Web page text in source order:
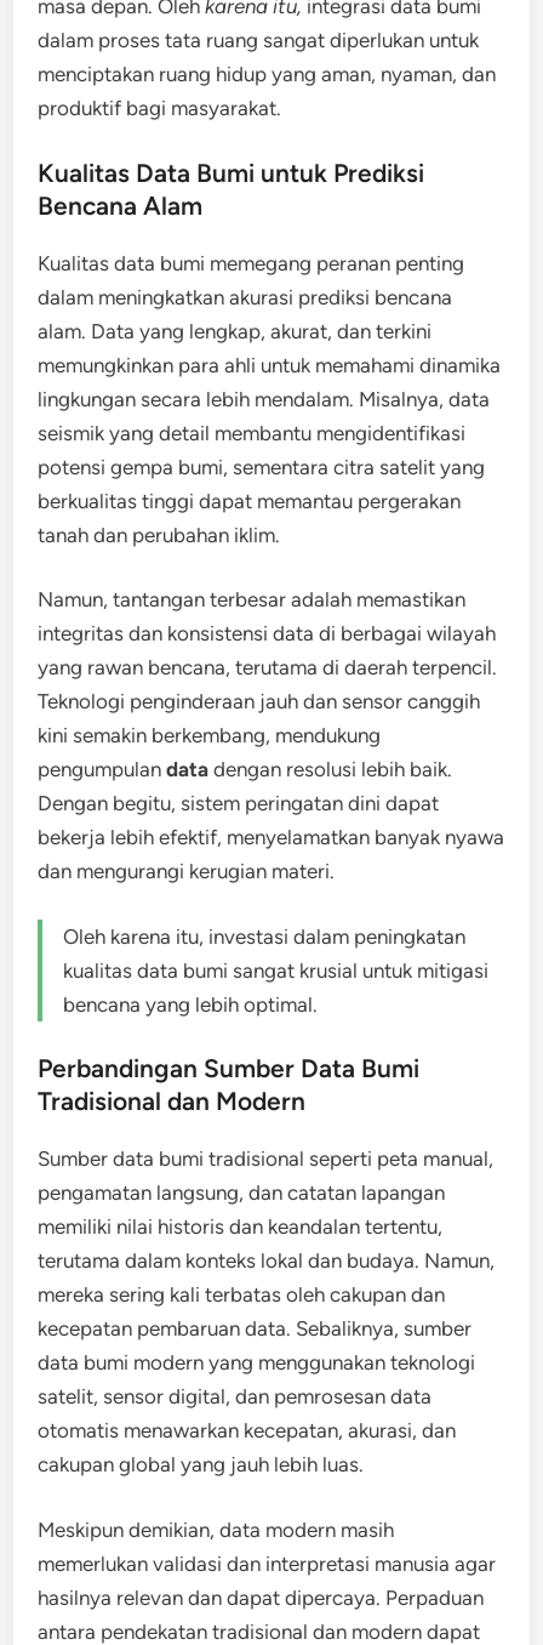
masa depan. Olehkarena itu, integrasi data bumi
dalam proses tata ruang sangat diperlukan untuk
menciptakan ruang hidup yang aman, nyaman, dan
produktif bagi masyarakat.
Kualitas Data Bumi untuk Prediksi
Bencana Alam
Kualitas data bumi memegang peranan penting
dalam meningkatkan akurasi prediksi bencana
alam. Data yang lengkap, akurat, dan terkini
memungkinkan para ahli untuk memahami dinamika
lingkungan secara lebih mendalam. Misalnya, data
seismik yang detail membantu mengidentifikasi
potensi gempa bumi, sementara citra satelit yang
berkualitas tinggi dapat memantau pergerakan
tanah dan perubahan iklim.
Namun, tantangan terbesar adalah memastikan
integritas dan konsistensi data di berbagai wilayah
yang rawan bencana, terutama di daerah terpencil.
Teknologi penginderaan jauh dan sensor canggih
kini semakin berkembang, mendukung
pengumpulandata dengan resolusi lebih baik.
Dengan begitu, sistem peringatan dini dapat
bekerja lebih efektif, menyelamatkan banyak nyawa
dan mengurangi kerugian materi.
Oleh karena itu, investasi dalam peningkatan
kualitas data bumi sangat krusial untuk mitigasi
bencana yang lebih optimal.
Perbandingan Sumber Data Bumi
Tradisional dan Modern
Sumber data bumi tradisional seperti peta manual,
pengamatan langsung, dan catatan lapangan
memiliki nilai historis dan keandalan tertentu,
terutama dalam konteks lokal dan budaya. Namun,
mereka sering kali terbatas oleh cakupan dan
kecepatan pembaruan data. Sebaliknya, sumber
data bumi modern yang menggunakan teknologi
satelit, sensor digital, dan pemrosesan data
otomatis menawarkan kecepatan, akurasi, dan
cakupan global yang jauh lebih luas.
Meskipun demikian, data modern masih
memerlukan validasi dan interpretasi manusia agar
hasilnya relevan dan dapat dipercaya. Perpaduan
antara pendekatan tradisional dan modern dapat